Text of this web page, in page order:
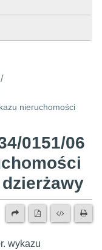
/
nieruchomości
0151/06
wykazu